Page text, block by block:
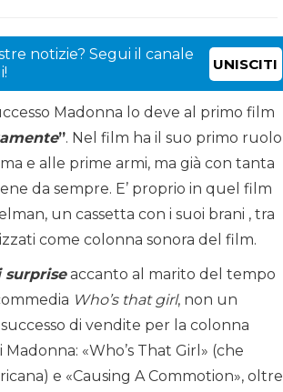
notizie? Segui il canale
UNISCITI
Madonna lo deve al primo film
”. Nel film ha il suo primo ruolo
e alle prime armi, ma già con tanta
da sempre. E’ proprio in quel film
un cassetta con i suoi brani , tra
come colonna sonora del film.
surpriseaccanto al marito del tempo
Who’s that girl, non un
di vendite per la colonna
«Who’s That Girl» (che
e «Causing A Commotion», oltre